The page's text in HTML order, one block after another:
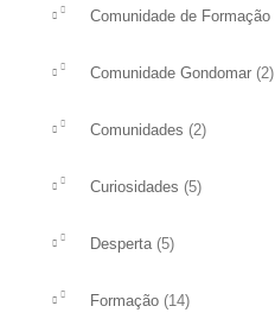
Comunidade de Formação
Comunidade Gondomar (2)
Comunidades (2)
Curiosidades (5)
Desperta (5)
Formação (14)